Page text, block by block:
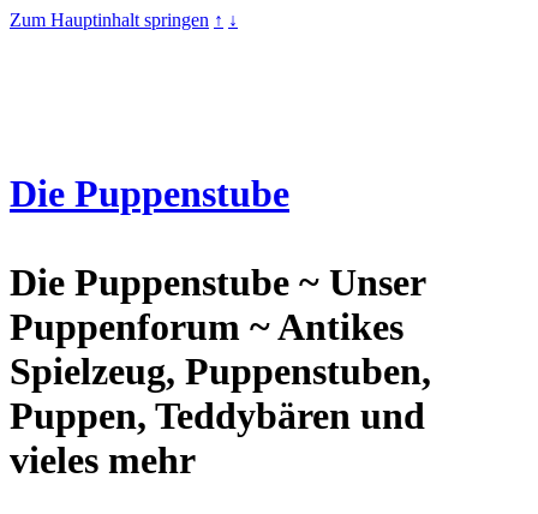
Zum Hauptinhalt springen ↑ ↓
Die Puppenstube
Die Puppenstube ~ Unser
Puppenforum ~ Antikes
Spielzeug, Puppenstuben,
Puppen, Teddybären und
vieles mehr